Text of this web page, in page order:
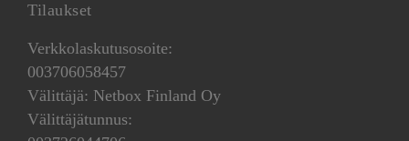
Tilaukset
Verkkolaskutusosoite:
003706058457
Välittäjä: Netbox Finland Oy
Välittäjätunnus: